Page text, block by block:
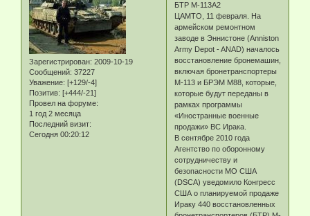
Зарегистрирован: 2009-10-19
Сообщений: 37227
Уважение: [+129/-4]
Позитив: [+444/-21]
Провел на форуме:
1 год 2 месяца
Последний визит:
Сегодня 00:20:12
БТР M-113A2
ЦАМТО, 11 февраля. На
армейском ремонтном
заводе в Эннистоне (Anniston
Army Depot - ANAD) началось
восстановление бронемашин,
включая бронетранспортеры
M-113 и БРЭМ M88, которые,
которые будут переданы в
рамках программы
«Иностранные военные
продажи» ВС Ирака.
В сентябре 2010 года
Агентство по оборонному
сотрудничеству и
безопасности МО США
(DSCA) уведомило Конгресс
США о планируемой продаже
Ираку 440 восстановленных